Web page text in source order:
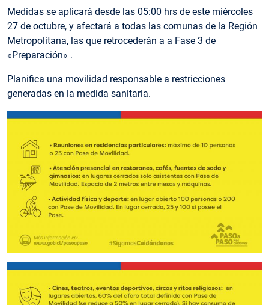
Medidas se aplicará desde las 05:00 hrs de este miércoles
27 de octubre, y afectará a todas las comunas de la Región
Metropolitana, las que retrocederán a a Fase 3 de
«Preparación» .
Planifica una movilidad responsable a restricciones
generadas en la medida sanitaria.